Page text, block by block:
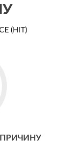
(HIT)
ПРИЧИНУ